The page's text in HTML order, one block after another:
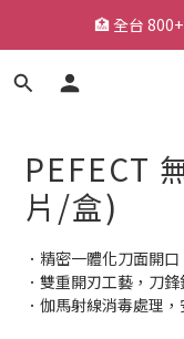
🏥 全台
🏥 全台
🚚 平日
🏥 全台
PEFECT
片/盒)
．精密一體化刀面開
．雙重開刃工藝，刀鋒
．伽馬射線消毒處理